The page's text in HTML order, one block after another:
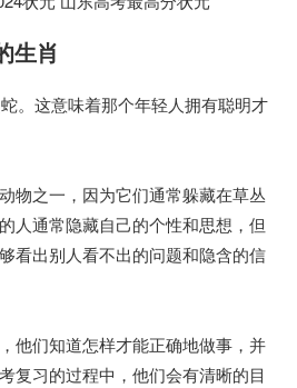
生肖
。这意味着那个年轻人拥有聪明才
物之一，因为它们通常躲藏在草丛
人通常隐藏自己的个性和思想，但
看出别人看不出的问题和隐含的信
他们知道怎样才能正确地做事，并
复习的过程中，他们会有清晰的目